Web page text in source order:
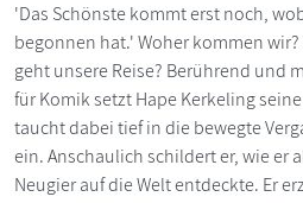
'Das Schönste kommt erst noch,
begonnen hat.' Woher kommen
geht unsere Reise? Berührend und
für Komik setzt Hape Kerkeling
taucht dabei tief in die bewegte
ein. Anschaulich schildert er, wie er
Neugier auf die Welt entdeckte. Er